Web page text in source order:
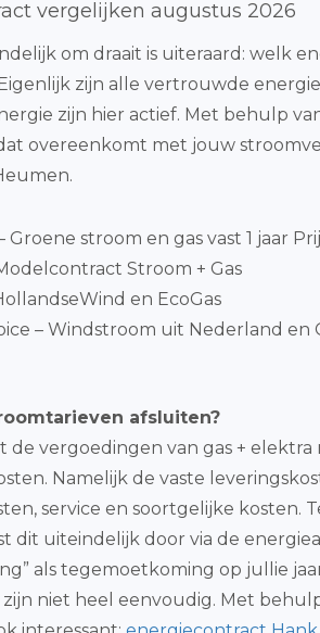
vergelijken augustus 2026
om draait is uiteraard: welk
zijn alle vertrouwde
zijn hier actief. Met behulp
overeenkomt met jouw
Groene stroom en gas vast 1 jaar
Stroom + Gas
en EcoGas
– Windstroom uit Nederland en
afsluiten?
de vergoedingen van gas +
Namelijk de vaste
service en soortgelijke kosten.
dit uiteindelijk door via de
als tegemoetkoming op jullie
niet heel eenvoudig. Met